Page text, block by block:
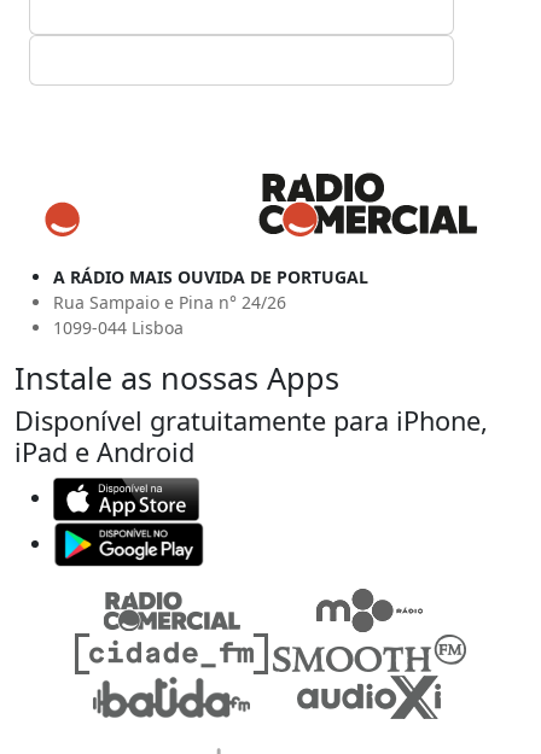
A RÁDIO MAIS OUVIDA DE PORTUGAL
Rua Sampaio e Pina n° 24/26
1099-044 Lisboa
Instale as nossas Apps
Disponível gratuitamente para iPhone,
iPad e Android